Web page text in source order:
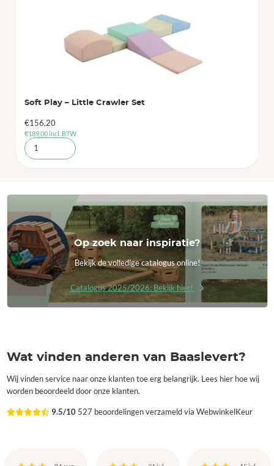
Soft Play – Little Crawler Set
€156,20
€189,00incl. BTW
Op zoek naar inspiratie?
Bekijk de volledige catalogus online!
Catalogus 2025/2026: Bekijk hier!
Wat vinden anderen van Baaslevert?
Wij vinden service naar onze klanten toe erg belangrijk. Lees hier hoe wij
worden beoordeeld door onze klanten.
9.5/10 527 beoordelingen verzameld via WebwinkelKeur